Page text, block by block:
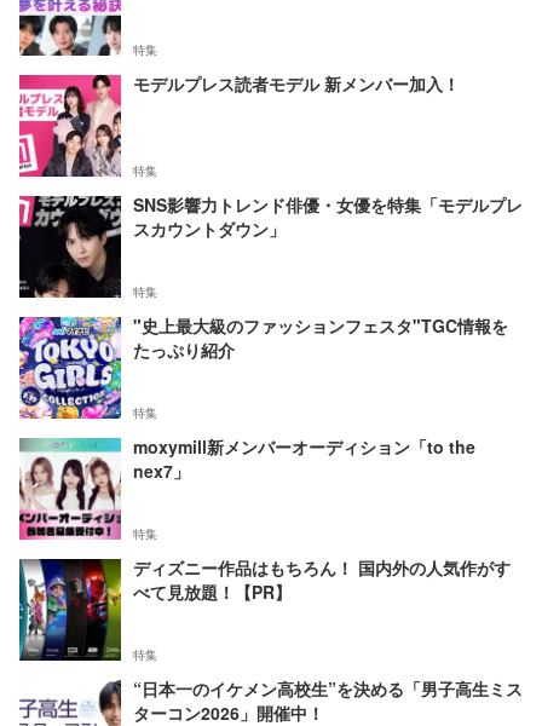
特集
モデルプレス読者モデル 新メンバー加入！
特集
SNS影響力トレンド俳優・女優を特集「モデルプレ
スカウントダウン」
特集
"史上最大級のファッションフェスタ"TGC情報を
たっぷり紹介
特集
moxymill新メンバーオーディション「to the
nex7」
特集
ディズニー作品はもちろん！ 国内外の人気作がす
べて見放題！【PR】
特集
“日本一のイケメン高校生”を決める「男子高生ミス
ターコン2026」開催中！